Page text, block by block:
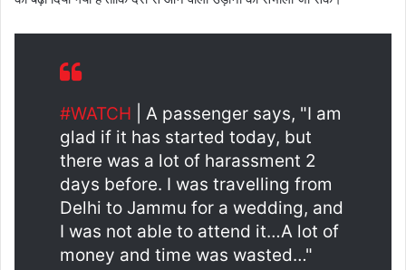
#WATCH | A passenger says, "I am
glad if it has started today, but
there was a lot of harassment 2
days before. I was travelling from
Delhi to Jammu for a wedding, and
I was not able to attend it…A lot of
money and time was wasted…"